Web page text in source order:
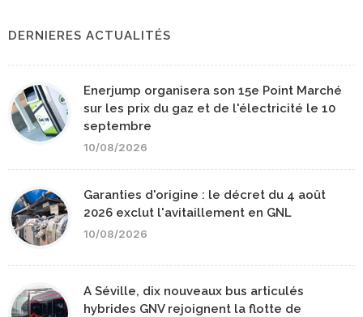
DERNIERES ACTUALITÉS
Enerjump organisera son 15e Point Marché
sur les prix du gaz et de l'électricité le 10
septembre
10/08/2026
Garanties d'origine : le décret du 4 août
2026 exclut l'avitaillement en GNL
10/08/2026
A Séville, dix nouveaux bus articulés
hybrides GNV rejoignent la flotte de